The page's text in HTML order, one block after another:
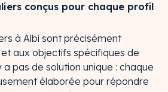
conçus pour chaque profil
à Albi sont précisément
aux objectifs spécifiques de
a pas de solution unique : chaque
élaborée pour répondre